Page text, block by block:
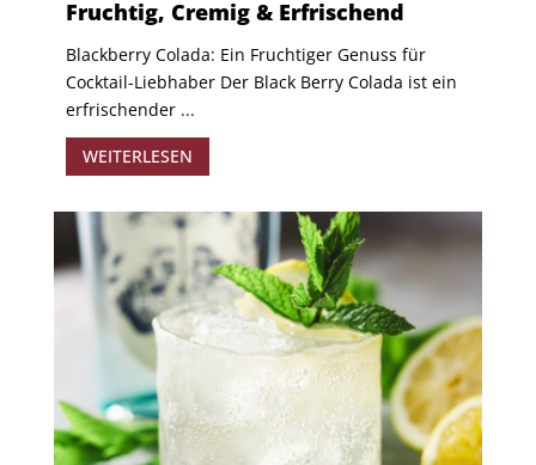
Fruchtig, Cremig & Erfrischend
Blackberry Colada: Ein Fruchtiger Genuss für
Cocktail-Liebhaber Der Black Berry Colada ist ein
erfrischender ...
WEITERLESEN